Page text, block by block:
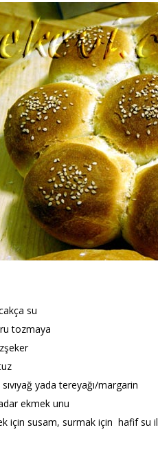
su
tozmaya
sıvıyağ yada tereyağı/margarin
ekmek unu
için susam, surmak için hafif su ile